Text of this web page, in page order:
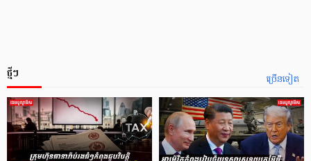
ច្រើនទៀត
ថ្មីៗ